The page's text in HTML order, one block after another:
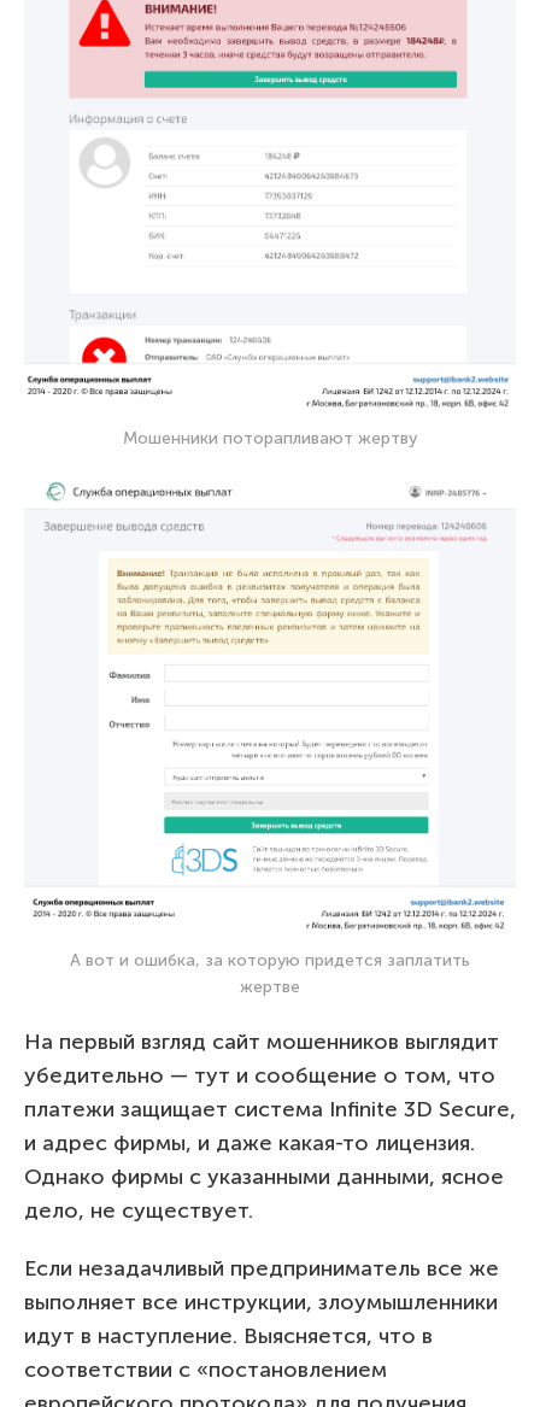
Мошенники поторапливают жертву
А вот и ошибка, за которую придется заплатить
жертве
На первый взгляд сайт мошенников выглядит
убедительно — тут и сообщение о том, что
платежи защищает система Infinite 3D Secure,
и адрес фирмы, и даже какая-то лицензия.
Однако фирмы с указанными данными, ясное
дело, не существует.
Если незадачливый предприниматель все же
выполняет все инструкции, злоумышленники
идут в наступление. Выясняется, что в
соответствии с «постановлением